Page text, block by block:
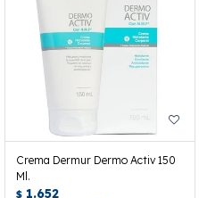
Crema Dermur Dermo Activ 150
Ml.
$ 1.652